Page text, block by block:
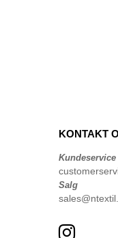
KONTAKT
Kundeservice
Salg